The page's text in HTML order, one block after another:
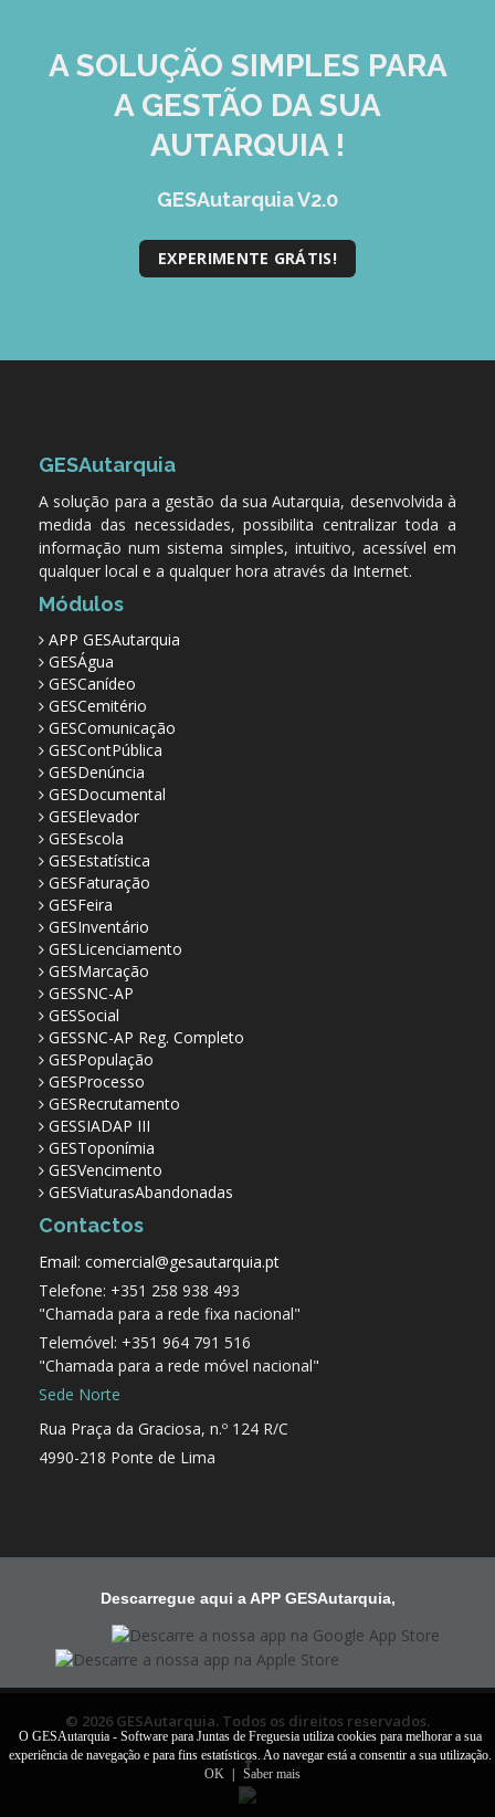
A SOLUÇÃO SIMPLES PARA
A GESTÃO DA SUA
AUTARQUIA !
GESAutarquia V2.0
EXPERIMENTE GRÁTIS!
GESAutarquia
A solução para a gestão da sua Autarquia, desenvolvida à
medida das necessidades, possibilita centralizar toda a
informação num sistema simples, intuitivo, acessível em
qualquer local e a qualquer hora através da Internet.
Módulos
APP GESAutarquia
GESÁgua
GESCanídeo
GESCemitério
GESComunicação
GESContPública
GESDenúncia
GESDocumental
GESElevador
GESEscola
GESEstatística
GESFaturação
GESFeira
GESInventário
GESLicenciamento
GESMarcação
GESSNC-AP
GESSocial
GESSNC-AP Reg. Completo
GESPopulação
GESProcesso
GESRecrutamento
GESSIADAP III
GESToponímia
GESVencimento
GESViaturasAbandonadas
Contactos
Email: comercial@gesautarquia.pt
Telefone: +351 258 938 493
"Chamada para a rede fixa nacional"
Telemóvel: +351 964 791 516
"Chamada para a rede móvel nacional"
Sede Norte
Rua Praça da Graciosa, n.º 124 R/C
4990-218 Ponte de Lima
Descarregue aqui a APP GESAutarquia,
© 2026 GESAutarquia. Todos os direitos reservados.
O GESAutarquia - Software para Juntas de Freguesia utiliza cookies para melhorar a sua
experiência de navegação e para fins estatísticos. Ao navegar está a consentir a sua utilização.
OK
Saber mais